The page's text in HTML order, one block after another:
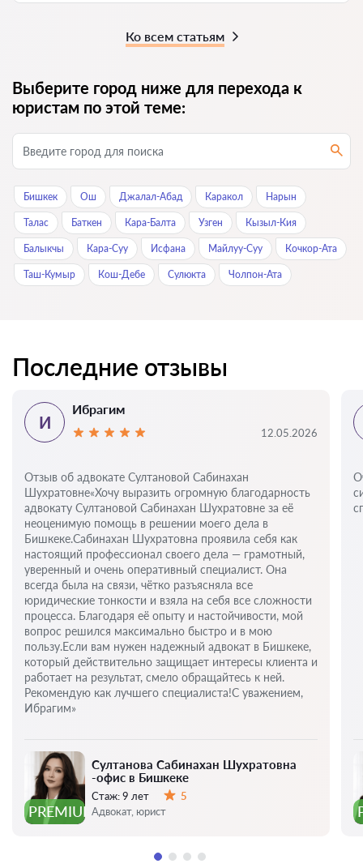
Ко всем статьям
Выберите город ниже для перехода к
юристам по этой теме:
Бишкек Ош Джалал-Абад Каракол Нарын
Талас Баткен Кара-Балта Узген Кызыл-Кия
Балыкчы Кара-Суу Исфана Майлуу-Суу Кочкор-Ата
Таш-Кумыр Кош-Дебе Сулюкта Чолпон-Ата
Последние отзывы
PREMIUM
Султанова Сабинахан Шухратовна
-офис в Бишкеке
Стаж:9 лет
Оценка:
5
Адвокат, юрист
И
Ибрагим
12.05.2026
Отзыв об адвокате Султановой Сабинахан
Шухратовне«Хочу выразить огромную благодарность
адвокату Султановой Сабинахан Шухратовне за её
неоценимую помощь в решении моего дела в
Бишкеке.Сабинахан Шухратовна проявила себя как
настоящий профессионал своего дела — грамотный,
уверенный и очень оперативный специалист. Она
всегда была на связи, чётко разъясняла все
юридические тонкости и взяла на себя все сложности
процесса. Благодаря её опыту и настойчивости, мой
вопрос решился максимально быстро и в мою
пользу.Если вам нужен надежный адвокат в Бишкеке,
который действительно защищает интересы клиента и
работает на результат, смело обращайтесь к ней.
Рекомендую как лучшего специалиста!С уважением,
Ибрагим»